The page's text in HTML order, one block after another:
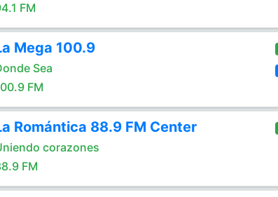
FM
Mega 100.9
Sea
FM
Romántica 88.9 FM Center
corazones
FM